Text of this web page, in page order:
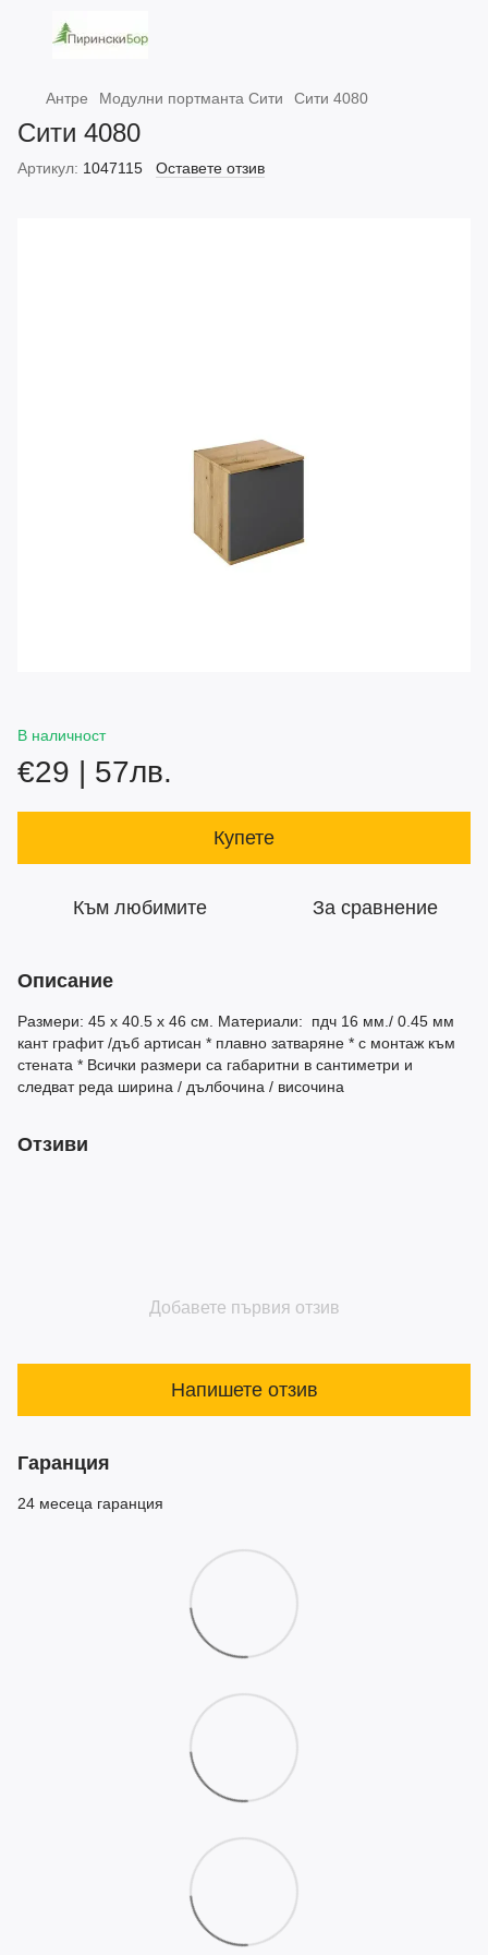
Антре Модулни портманта Сити Сити 4080
Сити 4080
Артикул: 1047115 Оставете отзив
В наличност
€29 | 57лв.
Купете
Към любимите За сравнение
Описание
Размери: 45 х 40.5 х 46 см. Материали: пдч 16 мм./ 0.45 мм
кант графит /дъб артисан * плавно затваряне * с монтаж към
стената * Всички размери са габаритни в сантиметри и
следват реда ширина / дълбочина / височина
Отзиви
Добавете първия отзив
Напишете отзив
Гаранция
24 месеца гаранция